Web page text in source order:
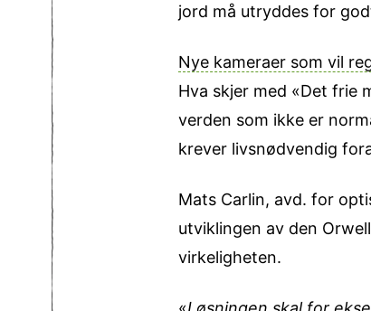
jord må utryddes for
Nye kameraer som vil
Hva skjer med «Det frie
verden som ikke er
krever livsnødvendig
Mats Carlin, avd. for
utviklingen av den
virkeligheten.